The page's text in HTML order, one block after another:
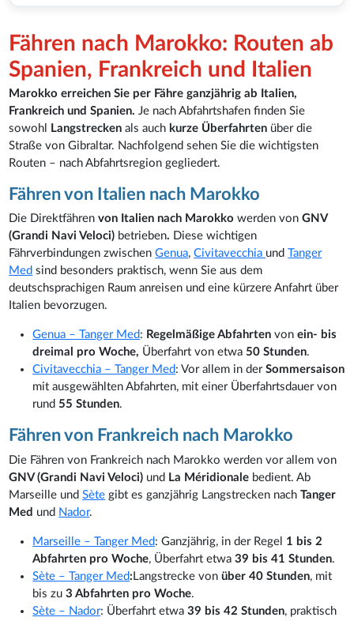
Fähren nach Marokko: Routen ab
Spanien, Frankreich und Italien
Marokko erreichen Sie per Fähre ganzjährig ab Italien,
Frankreich und Spanien. Je nach Abfahrtshafen finden Sie
sowohl Langstrecken als auch kurze Überfahrten über die
Straße von Gibraltar. Nachfolgend sehen Sie die wichtigsten
Routen – nach Abfahrtsregion gegliedert.
Fähren von Italien nach Marokko
Die Direktfähren von Italien nach Marokkowerden vonGNV
(Grandi Navi Veloci) betrieben. Diese wichtigen
Fährverbindungen zwischenGenua,Civitavecchia undTanger
Med sind besonders praktisch, wenn Sie aus dem
deutschsprachigen Raum anreisen und eine kürzere Anfahrt über
Italien bevorzugen.
Genua – Tanger Med: Regelmäßige Abfahrtenvon ein- bis
dreimal pro Woche, Überfahrt von etwa 50 Stunden.
Civitavecchia – Tanger Med: Vor allem in derSommersaison
mit ausgewählten Abfahrten, mit einer Überfahrtsdauer von
rund55 Stunden.
Fähren von Frankreich nach Marokko
Die Fähren von Frankreich nach Marokko werden vor allem von
GNV (Grandi Navi Veloci) und La Méridionale bedient. Ab
Marseille undSète gibt es ganzjährig Langstrecken nachTanger
Med und Nador.
Marseille – Tanger Med : Ganzjährig, in der Regel 1 bis 2
Abfahrten pro Woche, Überfahrt etwa39 bis 41 Stunden.
Sète – Tanger Med:Langstrecke vonüber 40 Stunden, mit
bis zu3 Abfahrten pro Woche.
Sète – Nador: Überfahrt etwa39 bis 42 Stunden, praktisch